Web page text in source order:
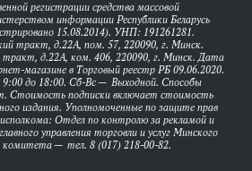
регистрации средства массовой
информации Республики Беларусь
15.08.2014). УНП: 191261281.
тракт, д.22А, пом. 57, 220090, г. Минск.
тракт, д.22А, ком. 406, 220090, г. Минск. Дата
магазине в Торговый реестр РБ 09.06.2020.
до 18:00. Сб-Вс — Выходной. Способы
Стоимость подписки включает стоимость
издания. Уполномоченные по защите прав
Отдел по контролю за рекламой и
управления торговли и услуг Минского
комитета — тел. 8 (017) 218-00-82.